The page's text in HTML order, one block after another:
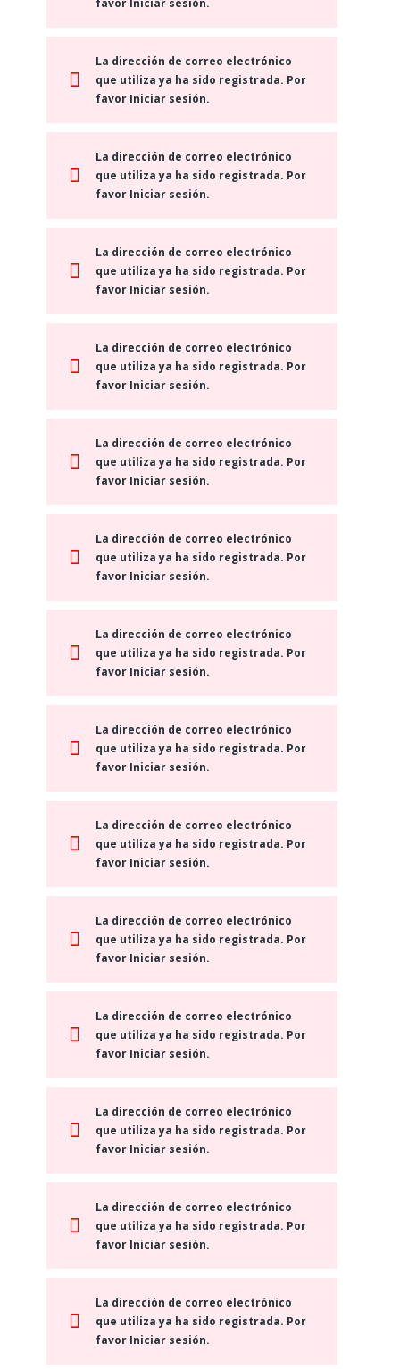
favor Iniciar sesión.
La dirección de correo electrónico
que utiliza ya ha sido registrada. Por
favor Iniciar sesión.
La dirección de correo electrónico
que utiliza ya ha sido registrada. Por
favor Iniciar sesión.
La dirección de correo electrónico
que utiliza ya ha sido registrada. Por
favor Iniciar sesión.
La dirección de correo electrónico
que utiliza ya ha sido registrada. Por
favor Iniciar sesión.
La dirección de correo electrónico
que utiliza ya ha sido registrada. Por
favor Iniciar sesión.
La dirección de correo electrónico
que utiliza ya ha sido registrada. Por
favor Iniciar sesión.
La dirección de correo electrónico
que utiliza ya ha sido registrada. Por
favor Iniciar sesión.
La dirección de correo electrónico
que utiliza ya ha sido registrada. Por
favor Iniciar sesión.
La dirección de correo electrónico
que utiliza ya ha sido registrada. Por
favor Iniciar sesión.
La dirección de correo electrónico
que utiliza ya ha sido registrada. Por
favor Iniciar sesión.
La dirección de correo electrónico
que utiliza ya ha sido registrada. Por
favor Iniciar sesión.
La dirección de correo electrónico
que utiliza ya ha sido registrada. Por
favor Iniciar sesión.
La dirección de correo electrónico
que utiliza ya ha sido registrada. Por
favor Iniciar sesión.
La dirección de correo electrónico
que utiliza ya ha sido registrada. Por
favor Iniciar sesión.